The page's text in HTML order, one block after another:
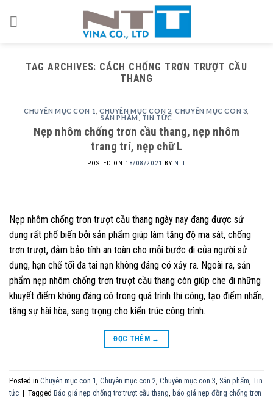
TAG ARCHIVES: CÁCH CHỐNG TRƠN TRƯỢT CẦU
THANG
CHUYÊN MỤC CON 1 ,CHUYÊN MỤC CON 2 ,CHUYÊN MỤC CON 3
SẢN PHẨM , TIN TỨC
Nẹp nhôm chống trơn cầu thang, nẹp nhôm
trang trí, nẹp chữ L
POSTED ON 18/08/2021 BY NTT
Nẹp nhôm chống trơn trượt cầu thang ngày nay đang được sử
dụng rất phổ biến bởi sản phẩm giúp làm tăng độ ma sát, chống
trơn trượt, đảm bảo tính an toàn cho mỗi bước đi của người sử
dụng, hạn chế tối đa tai nạn không đáng có xảy ra. Ngoài ra, sản
phẩm nẹp nhôm chống trơn trượt cầu thang còn giúp che đi những
khuyết điểm không đáng có trong quá trình thi công, tạo điểm nhấn,
tăng sự hài hòa, sang trọng cho kiến trúc công trình.
ĐỌC THÊM →
Posted in Chuyên mục con 1 Chuyên mục con 2 Chuyên mục con 3 Sản phẩm Tin
tức | Tagged Báo giá nẹp chống trơ trượt cầu thang báo giá nẹp đồng chống trơn